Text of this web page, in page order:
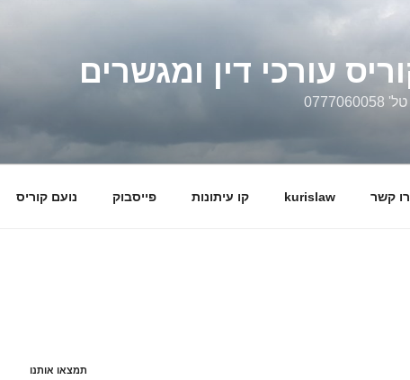
עורכי דין ומגשרים
קשר kurislaw קו עיתונות פייסבוק נועם קוריס
תמצאו אותנו